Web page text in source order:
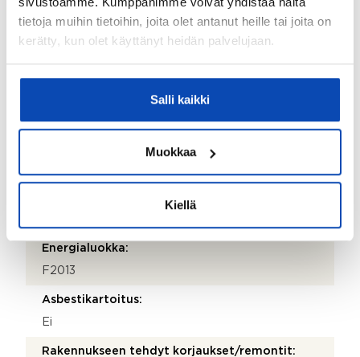
tietoja muihin tietoihin, joita olet antanut heille tai joita on
kerätty, kun olet käyttänyt heidän palvelujaan.
Salli kaikki
Muokkaa
Kiellä
Hissi:
Ei
Taloyhtiössä on:
Kaapeli-tv ja kellarikomero
Lisätietoja taloyhtiön autopaikoista:
Autopaikka 4 kpl, autopaikka (katos) 7 kpl,
Energialuokka:
F2013
Asbestikartoitus:
Ei
Rakennukseen tehdyt korjaukset/remontit: